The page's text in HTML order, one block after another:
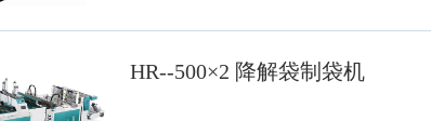
HR--500×2 降解袋制袋机